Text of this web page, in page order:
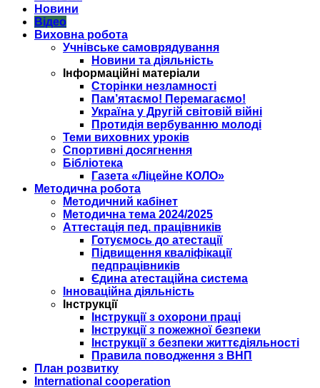
Новини
Відео
Виховна робота
Учнівське самоврядування
Новини та діяльність
Інформаційні матеріали
Сторінки незламності
Пам’ятаємо! Перемагаємо!
Україна у Другій світовій війні
Протидія вербуванню молоді
Теми виховних уроків
Спортивні досягнення
Бібліотека
Газета «Ліцейне КОЛО»
Методична робота
Методичний кабінет
Методична тема 2024/2025
Аттестація пед. працівників
Готуємось до атестації
Підвищення кваліфікації
педпрацівників
Єдина атестаційна система
Інноваційна діяльність
Інструкції
Інструкції з охорони праці
Інструкції з пожежної безпеки
Інструкції з безпеки життєдіяльності
Правила поводження з ВНП
План розвитку
International cooperation